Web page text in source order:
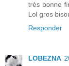
très bonne
Lol gros
Responder
LOBEZNA